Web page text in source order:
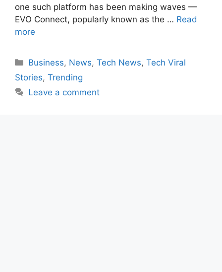
one such platform has been making waves —
EVO Connect, popularly known as the … Read
more
Categories
Business, News,Tech News,Tech Viral
Stories, Trending
Leave a comment